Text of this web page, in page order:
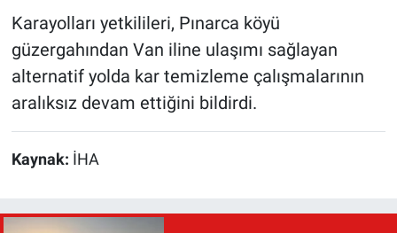
Karayolları yetkilileri, Pınarca köyü
güzergahından Van iline ulaşımı sağlayan
alternatif yolda kar temizleme çalışmalarının
aralıksız devam ettiğini bildirdi.
Kaynak: İHA